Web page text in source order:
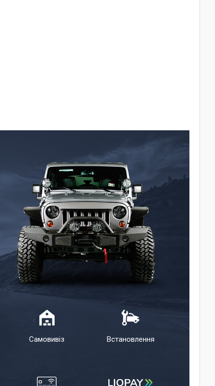
Самовивіз Встановлення